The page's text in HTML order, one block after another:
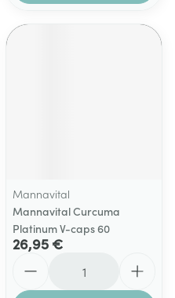
Mannavital
Mannavital Curcuma
Platinum V-caps 60
26,95 €